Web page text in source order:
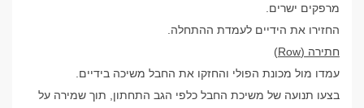
מרפקים ישרים.
החזירו את הידיים לעמדת ההתחלה.
חתירה (Row)
עמדו מול מכונת הפולי והחזקו את החבל משיכה בידיים.
בצעו תנועה של משיכת החבל כלפי הגב התחתון, תוך שמירה על